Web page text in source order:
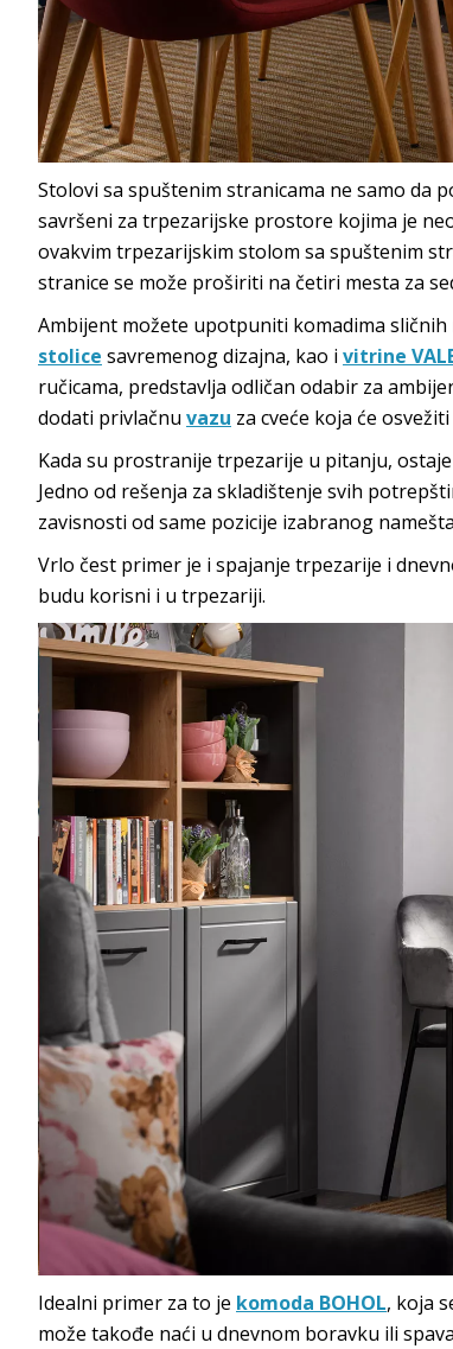
Stolovi sa spuštenim stranicama ne samo da
savršeni za trpezarijske prostore kojima je
ovakvim trpezarijskim stolom sa spuštenim
stranice se može proširiti na četiri mesta za
Ambijent možete upotpuniti komadima
stolice savremenog dizajna, kao i vitrine
ručicama, predstavlja odličan odabir za
dodati privlačnu vazu za cveće koja će
Kada su prostranije trpezarije u pitanju,
Jedno od rešenja za skladištenje svih
zavisnosti od same pozicije izabranog
Vrlo čest primer je i spajanje trpezarije i
budu korisni i u trpezariji.
Idealni primer za to je komoda BOHOL, koja
može takođe naći u dnevnom boravku ili